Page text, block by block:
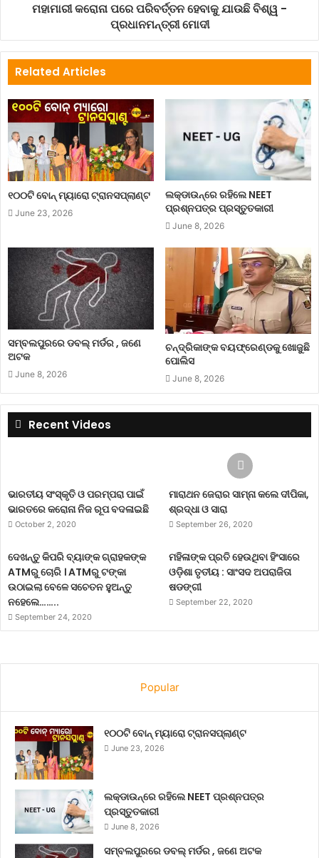
ମହାମାରୀ କରୋନା ପରେ ପରିବର୍ତ୍ତନ ହେବାକୁ ଯାଉଛି ବିଶ୍ୱ -
ପ୍ରଧାନମନ୍ତ୍ରୀ ମୋଦୀ
Related Articles
୧୦୦ଟି ବୋନ୍ ମ୍ୟାରୋ ଟ୍ରାନସପ୍ଲାଣ୍ଟ
June 23, 2026
ଲକ୍‌ଡାଉନ୍‌ରେ ରହିଲେ NEET
ପ୍ରଶ୍ନପତ୍ର ପ୍ରସ୍ତୁତକାରୀ
June 8, 2026
ସମ୍ବଲପୁରରେ ଡବଲ୍ ମର୍ଡର , ଜଣେ
ଅଟକ
June 8, 2026
ଚନ୍ଦ୍ରିକାଙ୍କ ବୟଫ୍ରେଣ୍ଡକୁ ଖୋଜୁଛି
ପୋଲିସ
June 8, 2026
Recent Videos
ଭାରତୀୟ ସଂସ୍କୃତି ଓ ପରମ୍ପରା ପାଇଁ
ଭାରତରେ କରୋନା ନିଜ ରୂପ ବଦଳାଇଛି
October 2, 2020
ମାରାଥନ ଜେରାର ସାମ୍ନା କଲେ ଦୀପିକା,
ଶ୍ରଦ୍ଧା ଓ ସାରା
September 26, 2020
ଦେଖନ୍ତୁ କିପରି ବ୍ୟାଙ୍କ ଗ୍ରାହକଙ୍କ
ATMରୁ ଚୋରି । ATMରୁ ଟଙ୍କା
ଉଠାଇଲା ବେଳେ ସଚେତନ ହୁଅନ୍ତୁ
ନହେଲେ……..
September 24, 2020
ମହିଳାଙ୍କ ପ୍ରତି ହେଉଥିବା ହିଂସାରେ
ଓଡ଼ିଶା ତୃତୀୟ : ସାଂସଦ ଅପରାଜିତା
ଷଡଙ୍ଗୀ
September 22, 2020
Popular
୧୦୦ଟି ବୋନ୍ ମ୍ୟାରୋ ଟ୍ରାନସପ୍ଲାଣ୍ଟ
June 23, 2026
ଲକ୍‌ଡାଉନ୍‌ରେ ରହିଲେ NEET ପ୍ରଶ୍ନପତ୍ର
ପ୍ରସ୍ତୁତକାରୀ
June 8, 2026
ସମ୍ବଲପୁରରେ ଡବଲ୍ ମର୍ଡର , ଜଣେ ଅଟକ